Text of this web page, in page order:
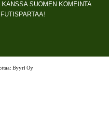
SUOMEN KOMEINTA
Byyri Oy